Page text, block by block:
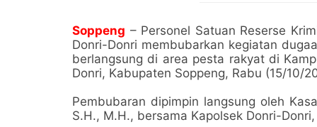
Soppeng – Personel Satuan Reserse
Donri-Donri membubarkan kegiatan
berlangsung di area pesta rakyat di
Donri, Kabupaten Soppeng, Rabu (15/10/
Pembubaran dipimpin langsung oleh
S.H., M.H., bersama Kapolsek Donri-